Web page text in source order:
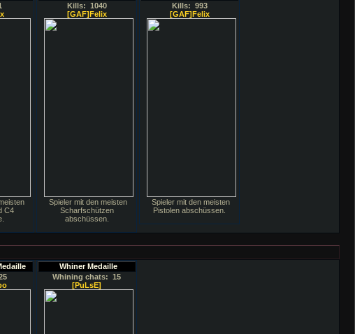
C4
Kills: 1040
[GAF]Felix
Spieler mit den meisten
Scharfschützen
abschüssen.
Kills: 993
[GAF]Felix
Spieler mit den meisten
Pistolen abschüssen.
Whiner Medaille
Whining chats: 15
[PuLsE]